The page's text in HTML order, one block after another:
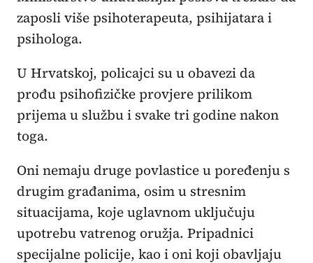
zaposli više psihoterapeuta, psihijatara i
psihologa.
U Hrvatskoj, policajci su u obavezi da
prođu psihofizičke provjere prilikom
prijema u službu i svake tri godine nakon
toga.
Oni nemaju druge povlastice u poređenju s
drugim građanima, osim u stresnim
situacijama, koje uglavnom uključuju
upotrebu vatrenog oružja. Pripadnici
specijalne policije, kao i oni koji obavljaju